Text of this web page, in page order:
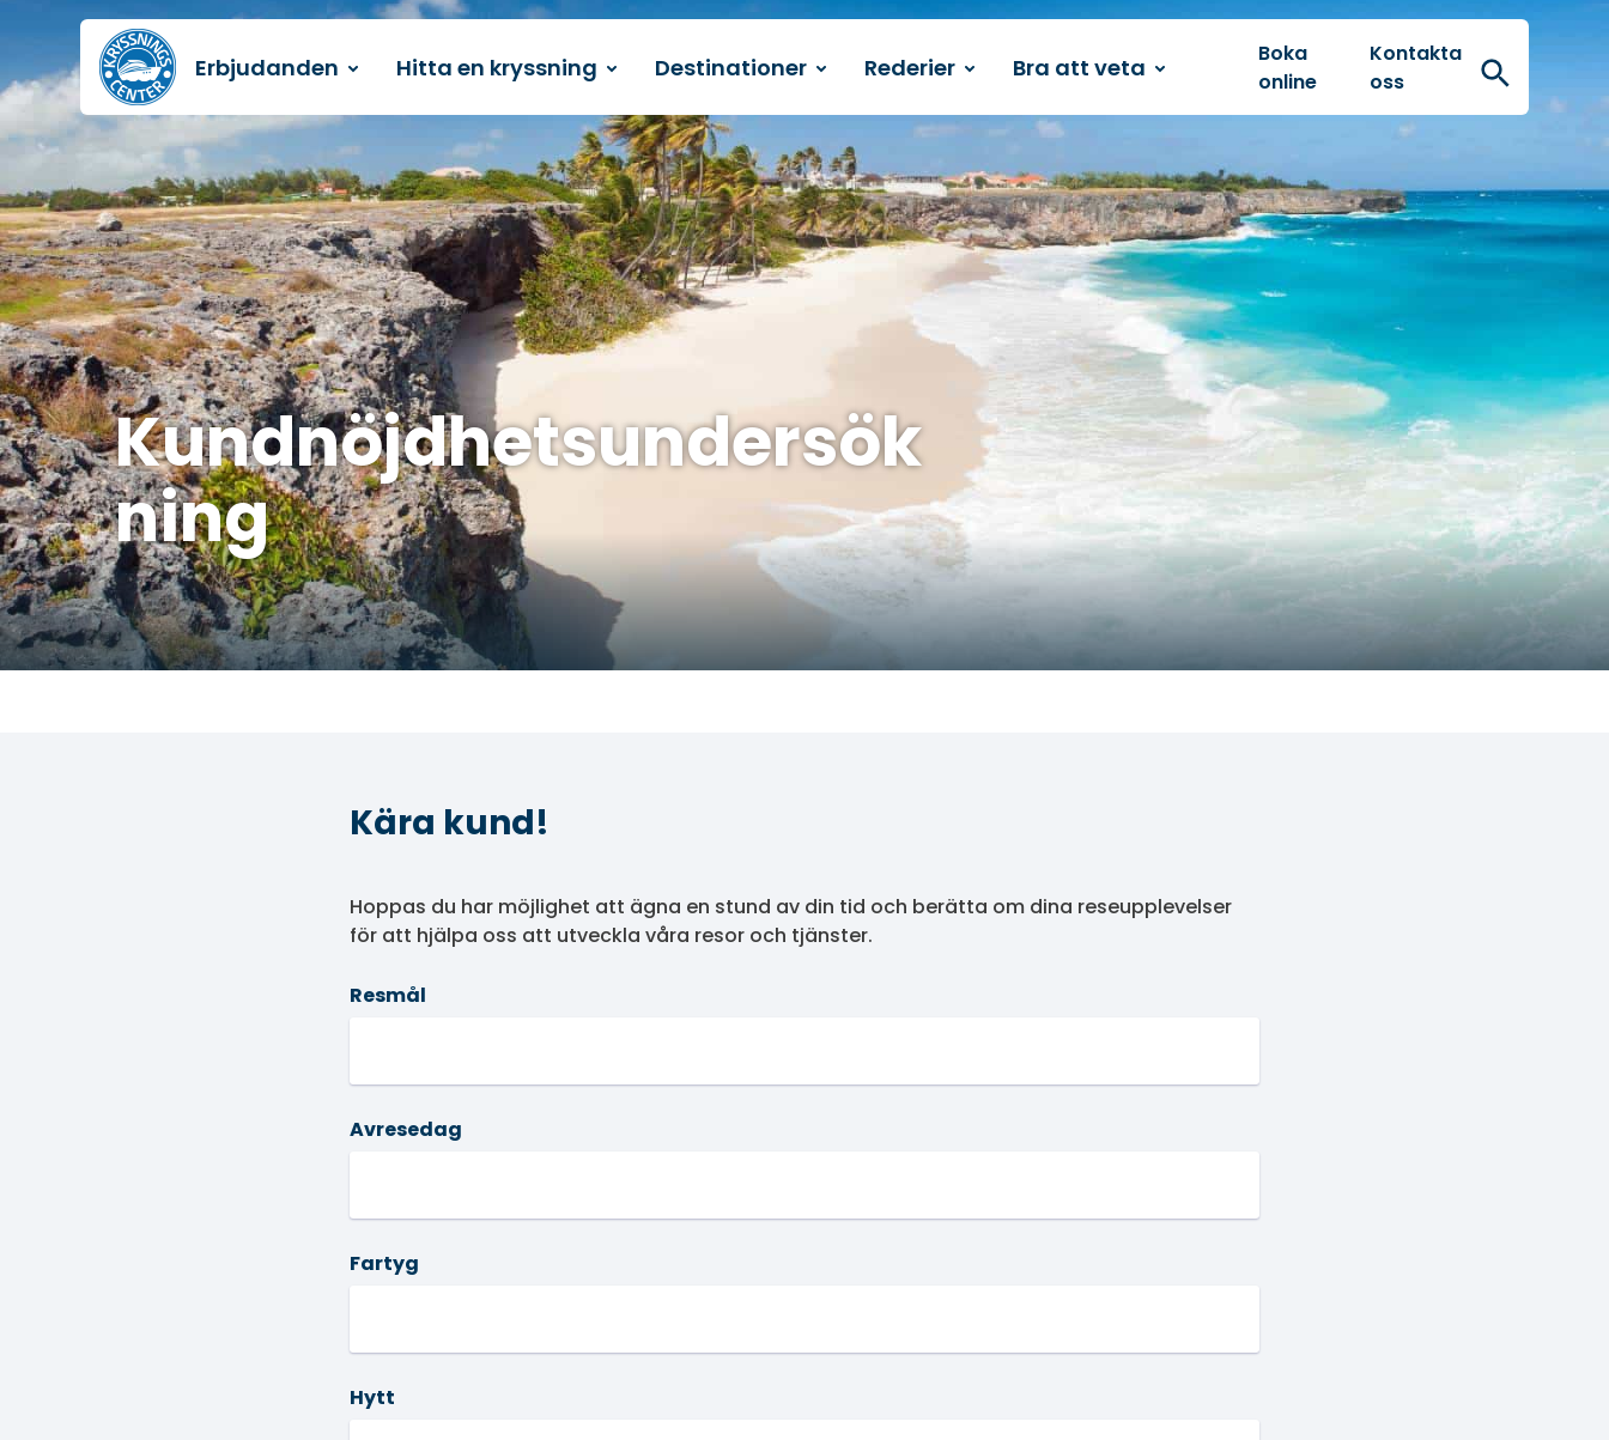
Till startsidan
Erbjudanden Hitta en kryssning Destinationer Rederier Bra att veta
Boka
online
Kontakta
oss
Sök
Kundnöjdhetsundersök
ning
Kära kund!
Hoppas du har möjlighet att ägna en stund av din tid och berätta om dina reseupplevelser
för att hjälpa oss att utveckla våra resor och tjänster.
Resmål
Avresedag
Fartyg
Hytt